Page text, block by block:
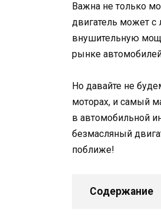
Важна не только
двигатель может с
внушительную
рынке
Но давайте не
моторах, и самый
в автомобильной
безмасляный
поближе!
Содержание